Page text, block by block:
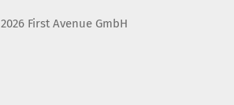
2026 First Avenue GmbH